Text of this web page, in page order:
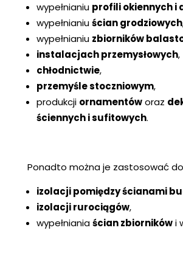
wypełnianiu profili okiennych i
wypełnianiuścian grodziowych
wypełnianiu zbiorników
instalacjach przemysłowych,
chłodnictwie,
przemyśle stoczniowym,
produkcji ornamentóworaz
ściennych i sufitowych.
Ponadto można je zastosować
izolacji pomiędzy ścianami
izolacji rurociągów,
wypełnianiaścian zbiornikówi